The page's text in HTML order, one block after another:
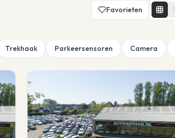
Favorieten
Trekhaak Parkeersensoren Camera